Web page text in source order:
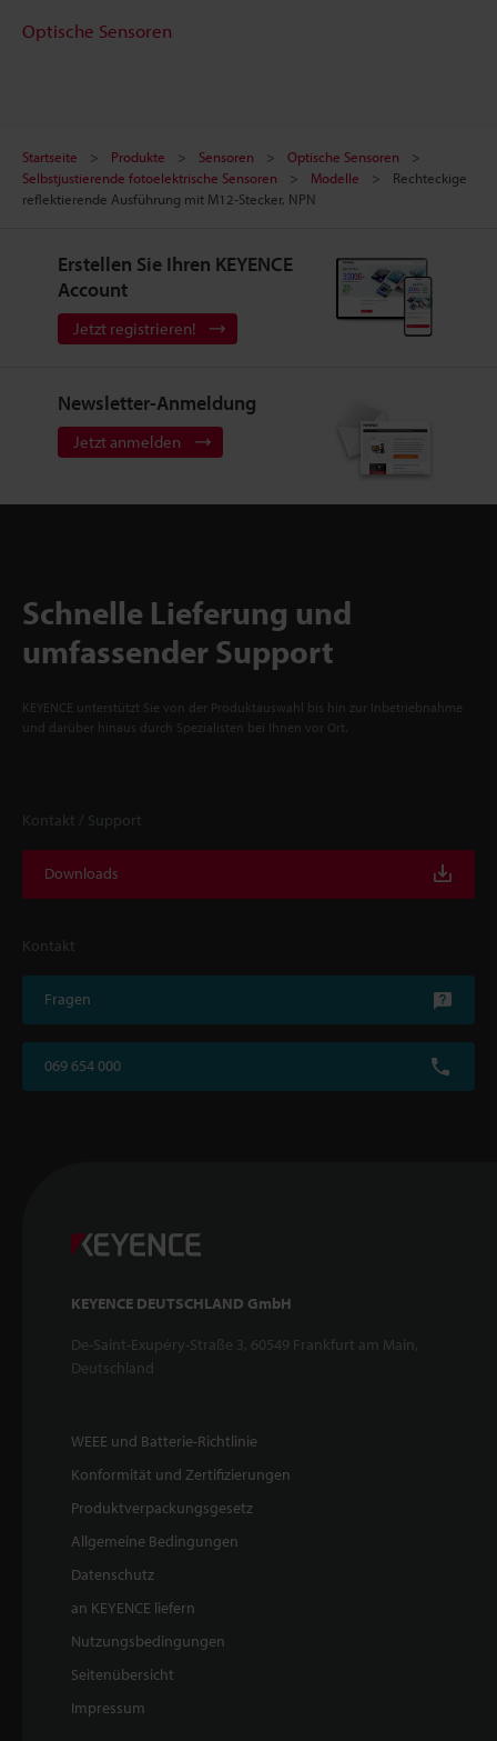
Optische Sensoren
Startseite Produkte Sensoren
Optische Sensoren
Selbstjustierende fotoelektrische Sensoren
Modelle
Rechteckige
reflektierende Ausführung mit M12-Stecker, NPN
Erstellen Sie Ihren KEYENCE
Account
Jetzt registrieren!
Newsletter-Anmeldung
Jetzt anmelden
Schnelle Lieferung und
umfassender Support
KEYENCE unterstützt Sie von der Produktauswahl bis hin zur Inbetriebnahme
und darüber hinaus durch Spezialisten bei Ihnen vor Ort.
Kontakt / Support
Downloads
Kontakt
Fragen
069 654 000
KEYENCE DEUTSCHLAND GmbH
De-Saint-Exupéry-Straße 3, 60549 Frankfurt am Main,
Deutschland
WEEE und Batterie-Richtlinie
Konformität und Zertifizierungen
Produktverpackungsgesetz
Allgemeine Bedingungen
Datenschutz
an KEYENCE liefern
Nutzungsbedingungen
Seitenübersicht
Impressum